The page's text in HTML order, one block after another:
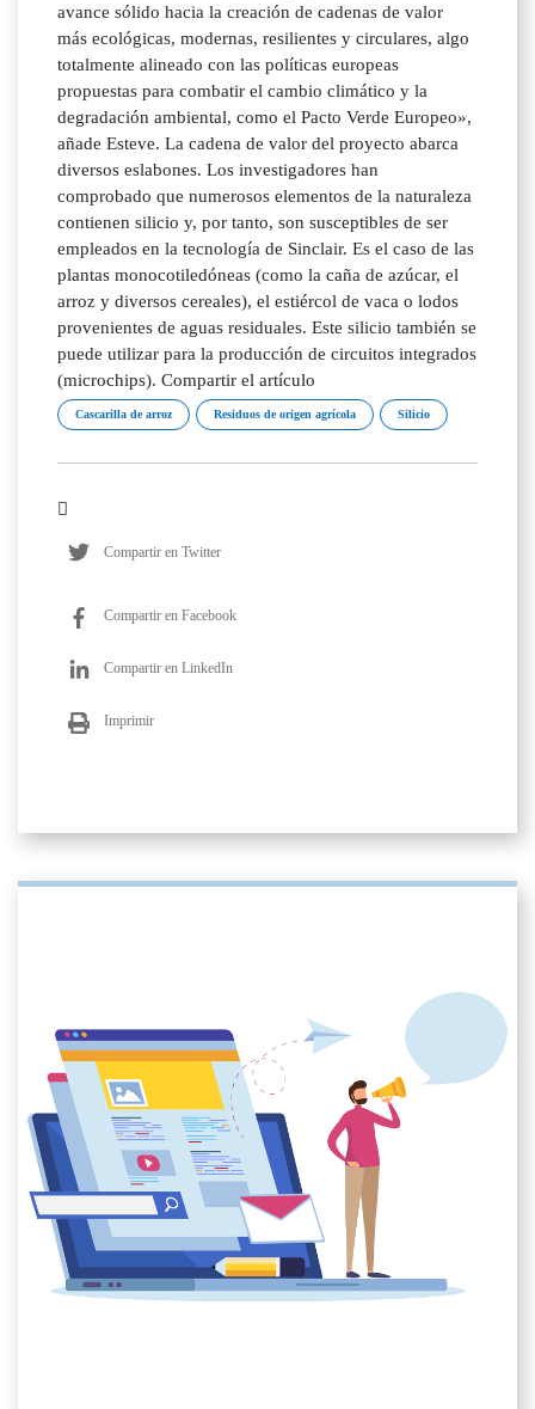
avance sólido hacia la creación de cadenas de valor
más ecológicas, modernas, resilientes y circulares, algo
totalmente alineado con las políticas europeas
propuestas para combatir el cambio climático y la
degradación ambiental, como el Pacto Verde Europeo»,
añade Esteve. La cadena de valor del proyecto abarca
diversos eslabones. Los investigadores han
comprobado que numerosos elementos de la naturaleza
contienen silicio y, por tanto, son susceptibles de ser
empleados en la tecnología de Sinclair. Es el caso de las
plantas monocotiledóneas (como la caña de azúcar, el
arroz y diversos cereales), el estiércol de vaca o lodos
provenientes de aguas residuales. Este silicio también se
puede utilizar para la producción de circuitos integrados
(microchips). Compartir el artículo
Cascarilla de arroz Residuos de origen agrícola Silicio
Compartir en Twitter
Compartir en Facebook
Compartir en LinkedIn
Imprimir